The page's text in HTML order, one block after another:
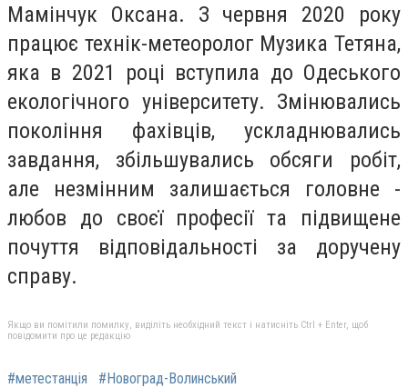
Мамінчук Оксана. З червня 2020 року
працює технік-метеоролог Музика Тетяна,
яка в 2021 році вступила до Одеського
екологічного університету. Змінювались
покоління фахівців, ускладнювались
завдання, збільшувались обсяги робіт,
але незмінним залишається головне -
любов до своєї професії та підвищене
почуття відповідальності за доручену
справу.
Якщо ви помітили помилку, виділіть необхідний текст і натисніть Ctrl + Enter, щоб
повідомити про це редакцію
#метестанція #Новоград-Волинський